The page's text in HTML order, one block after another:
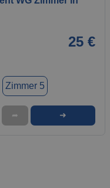
25 €
Zimmer 5
➦ ➜